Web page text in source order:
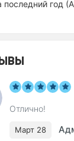
последний год
Отлично!
Март 28